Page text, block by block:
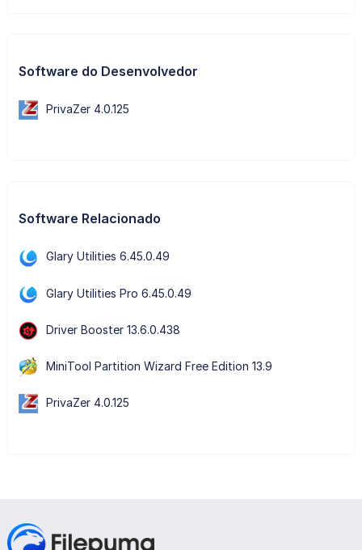
Software do Desenvolvedor
PrivaZer 4.0.125
Software Relacionado
Glary Utilities 6.45.0.49
Glary Utilities Pro 6.45.0.49
Driver Booster 13.6.0.438
MiniTool Partition Wizard Free Edition 13.9
PrivaZer 4.0.125